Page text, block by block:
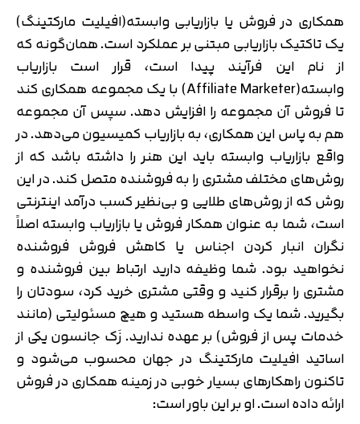
همکاری در فروش یا بازاریابی وابسته(افیلیت مارکتینگ)
یک تاکتیک بازاریابی مبتنی بر عملکرد است. همان‌گونه که
از نام این فرآیند پیدا است، قرار است بازاریاب
وابسته(Affiliate Marketer) با یک مجموعه همکاری کند
تا فروش آن مجموعه را افزایش دهد. سپس آن مجموعه
هم به پاس این همکاری، به بازاریاب کمیسیون می‌دهد. در
واقع بازاریاب وابسته باید این هنر را داشته باشد که از
روش‌های مختلف مشتری را به فروشنده متصل کند. در این
روش که از روش‌های طلایی و بی‌نظیر کسب درآمد اینترنتی
است، شما به عنوان همکار فروش یا بازاریاب وابسته اصلاً
نگران انبار کردن اجناس یا کاهش فروش فروشنده
نخواهید بود. شما وظیفه دارید ارتباط بین فروشنده و
مشتری را برقرار کنید و وقتی مشتری خرید کرد، سودتان را
بگیرید. شما یک واسطه هستید و هیچ مسئولیتی (مانند
خدمات پس از فروش) بر عهده ندارید. زَک جانسون یکی از
اساتید افیلیت مارکتینگ در جهان محسوب می‌شود و
تاکنون راهکارهای بسیار خوبی در زمینه همکاری در فروش
ارائه داده است. او بر این باور است: